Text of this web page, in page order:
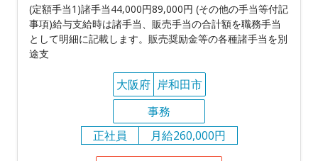
(定額手当1)諸手当44,000円89,000円 (その他の手当等付記
事項)給与支給時は諸手当、販売手当の合計額を職務手当
として明細に記載します。販売奨励金等の各種諸手当を別
途支
大阪府 岸和田市
事務
正社員
月給260,000円